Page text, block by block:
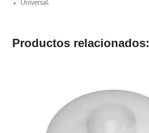
Universal.
Productos relacionados: